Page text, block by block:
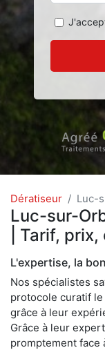
Dératiseur Luc-
Luc-sur-
| Tarif,
L'expertise, la
Nos spécialistes
protocole curatif
grâce à leur
Grâce à leur
promptement face